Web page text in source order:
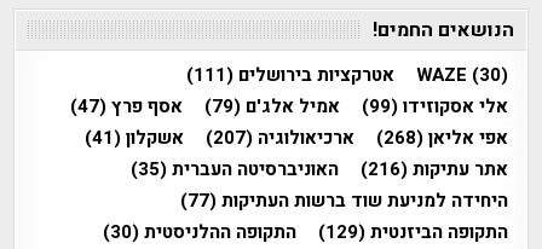
הנושאים החמים!
WAZE (30) אטרקציות בירושלים (111)
אלי אסקוזידו(99) אמיל אלג'ם (79) אסף פרץ(47)
אפי אליאן(268) ארכיאולוגיה (207) אשקלון(41)
אתר עתיקות(216) האוניברסיטה העברית(35)
היחידה למניעת שוד ברשות העתיקות(77)
התקופה הביזנטית(129) התקופה ההלניסטית(30)